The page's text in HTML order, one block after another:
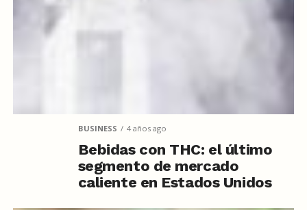
BUSINESS 4 años ago
Bebidas con THC: el último
segmento de mercado
caliente en Estados Unidos